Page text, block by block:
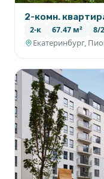
2-комн.
2-к 67.47 м² 8/
Екатеринбург,